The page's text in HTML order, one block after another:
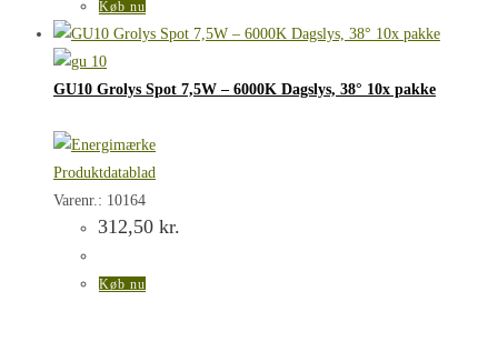
49,95 kr..12,50 kr..
Køb nu
GU10 Grolys Spot 7,5W – 6000K Dagslys, 38° 10x pakke
Produktdatablad
Varenr.: 10164
312,50 kr.
Køb nu